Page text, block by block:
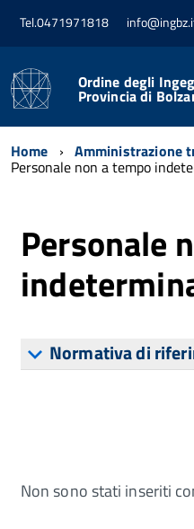
Tel.0471971818
Ordine degli
Provincia di
Home Amministrazione
Personale non a tempo
Personale
Normativa di
Non sono stati inseriti